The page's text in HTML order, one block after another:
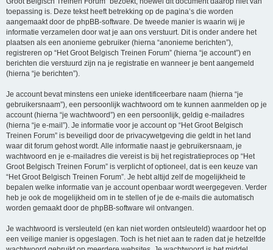
toepassing is. Deze tekst heeft betrekking op de pagina’s die worden
aangemaakt door de phpBB-software. De tweede manier is waarin wij je
informatie verzamelen door wat je aan ons verstuurt. Dit is onder andere het
plaatsen als een anonieme gebruiker (hierna “anonieme berichten”),
registreren op “Het Groot Belgisch Treinen Forum” (hierna “je account”) en
berichten die verstuurd zijn na je registratie en wanneer je bent aangemeld
(hierna “je berichten”).
Je account bevat minstens een unieke identificeerbare naam (hierna “je
gebruikersnaam”), een persoonlijk wachtwoord om te kunnen aanmelden op je
account (hierna “je wachtwoord”) en een persoonlijk, geldig e-mailadres
(hierna “je e-mail”). Je informatie voor je account op “Het Groot Belgisch
Treinen Forum” is beveiligd door de privacywetgeving die geldt in het land
waar dit forum gehost wordt. Alle informatie naast je gebruikersnaam, je
wachtwoord en je e-mailadres die vereist is bij het registratieproces op “Het
Groot Belgisch Treinen Forum” is verplicht of optioneel, dat is een keuze van
“Het Groot Belgisch Treinen Forum”. Je hebt altijd zelf de mogelijkheid te
bepalen welke informatie van je account openbaar wordt weergegeven. Verder
heb je ook de mogelijkheid om in te stellen of je de e-mails die automatisch
worden gemaakt door de phpBB-software wil ontvangen.
Je wachtwoord is versleuteld (en kan niet worden ontsleuteld) waardoor het op
een veilige manier is opgeslagen. Toch is het niet aan te raden dat je hetzelfde